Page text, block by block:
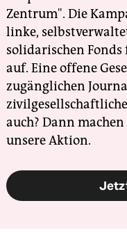
Zentrum". Die
linke,
solidarischen
auf. Eine offene
zugänglichen
auch? Dann
unsere Aktion.